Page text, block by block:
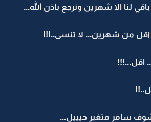
لنا الا شهرين ونرجع باذن الله...
: اقل من شهرين... لا تنسى..!!!
اقل...!!!
سامر متغير حيييل...